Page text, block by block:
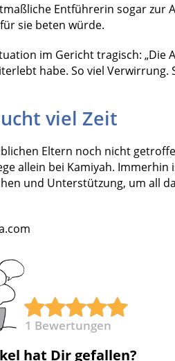
Entführerin sogar zur
sie beten würde.
im Gericht tragisch: „Die
habe. So viel Verwirrung.
viel Zeit
Eltern noch nicht
allein bei Kamiyah. Immerhin
und Unterstützung, um all
1 Bewertungen
hat Dir gefallen?
Obdachloser
Nach